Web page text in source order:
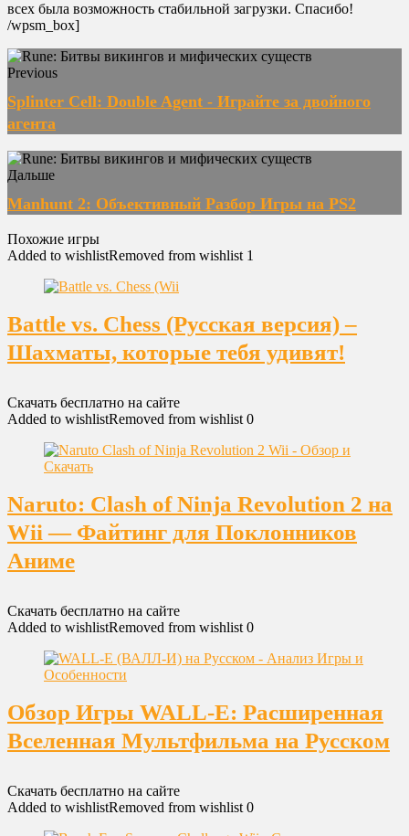
всех была возможность стабильной загрузки. Спасибо!
/wpsm_box]
Previous
Splinter Cell: Double Agent - Играйте за двойного
агента
Дальше
Manhunt 2: Объективный Разбор Игры на PS2
Похожие игры
Added to wishlistRemoved from wishlist 1
Battle vs. Chess (Русская версия) –
Шахматы, которые тебя удивят!
Скачать бесплатно на сайте
Added to wishlistRemoved from wishlist 0
Naruto: Clash of Ninja Revolution 2 на
Wii — Файтинг для Поклонников
Аниме
Скачать бесплатно на сайте
Added to wishlistRemoved from wishlist 0
Обзор Игры WALL-E: Расширенная
Вселенная Мультфильма на Русском
Скачать бесплатно на сайте
Added to wishlistRemoved from wishlist 0